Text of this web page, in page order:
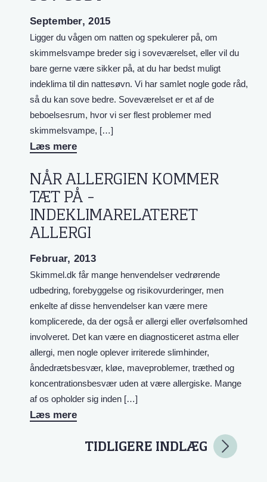
September, 2015
Ligger du vågen om natten og spekulerer på, om
skimmelsvampe breder sig i soveværelset, eller vil du
bare gerne være sikker på, at du har bedst muligt
indeklima til din nattesøvn. Vi har samlet nogle gode råd,
så du kan sove bedre. Soveværelset er et af de
beboelsesrum, hvor vi ser flest problemer med
skimmelsvampe, […]
Læs mere
NÅR ALLERGIEN KOMMER
TÆT PÅ –
INDEKLIMARELATERET
ALLERGI
Februar, 2013
Skimmel.dk får mange henvendelser vedrørende
udbedring, forebyggelse og risikovurderinger, men
enkelte af disse henvendelser kan være mere
komplicerede, da der også er allergi eller overfølsomhed
involveret. Det kan være en diagnosticeret astma eller
allergi, men nogle oplever irriterede slimhinder,
åndedrætsbesvær, kløe, maveproblemer, træthed og
koncentrationsbesvær uden at være allergiske. Mange
af os opholder sig inden […]
Læs mere
TIDLIGERE INDLÆG